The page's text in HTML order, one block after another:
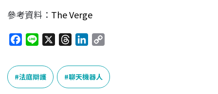
參考資料： The Verge
c
e
b
n
e
r
e
a
n
k
e
p
L
法庭辯護 聊天機器人